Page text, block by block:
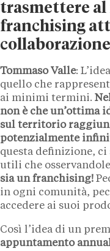
trasmettere al
franchising
Tommaso Valle:
quello che
ai minimi termini.
non è che un’ottima
sul territorio
potenzialmente
questa definizione, ci
utili che
sia un franchising!
in ogni comunità,
accedere ai suoi
Così l’idea di un
appuntamento